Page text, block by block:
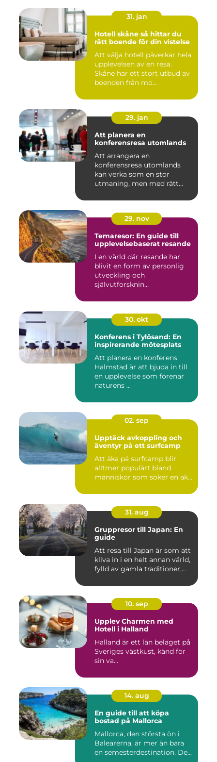
31. jan
Hotell skåne så hittar du
rätt boende för din vistelse
Att välja hotell påverkar hela
upplevelsen av en resa.
Skåne har ett stort utbud av
boenden från mo...
29. jan
Att planera en
konferensresa utomlands
Att arrangera en
konferensresa utomlands
kan verka som en stor
utmaning, men med rätt
29. nov
Temaresor: En guide till
upplevelsebaserat resande
I en värld där resande har
blivit en form av personlig
utveckling och
självutforsknin...
30. okt
Konferens i Tylösand: En
inspirerande mötesplats
Att planera en konferens
Halmstad är att bjuda in till
en upplevelse som förenar
naturens ...
02. sep
Upptäck avkoppling och
äventyr på ett surfcamp
Att åka på surfcamp blir
alltmer populärt bland
människor som söker en ak...
31. aug
Gruppresor till Japan: En
guide
Att resa till Japan är som att
kliva in i en helt annan värld,
fylld av gamla traditioner,...
10. sep
Upplev Charmen med
Hotell i Halland
Halland är ett län beläget på
Sveriges västkust, känd för
sin va...
14. aug
En guide till att köpa
bostad på Mallorca
Mallorca, den största ön i
Balearerna, är mer än bara
en semesterdestination. De...